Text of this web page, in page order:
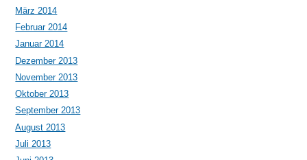
März 2014
Februar 2014
Januar 2014
Dezember 2013
November 2013
Oktober 2013
September 2013
August 2013
Juli 2013